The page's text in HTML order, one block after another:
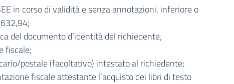
in corso di validità e senza annotazioni, inferiore o
del documento d’identità del richiedente;
fiscale;
postale (facoltativo) intestato al richiedente;
fiscale attestante l’acquisto dei libri di testo